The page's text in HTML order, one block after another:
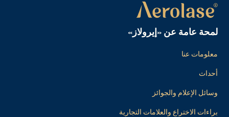
لمحة عامة عن «إيرولاز»
معلومات عنا
أحداث
وسائل الإعلام والجوائز
براءات الاختراع والعلامات التجارية